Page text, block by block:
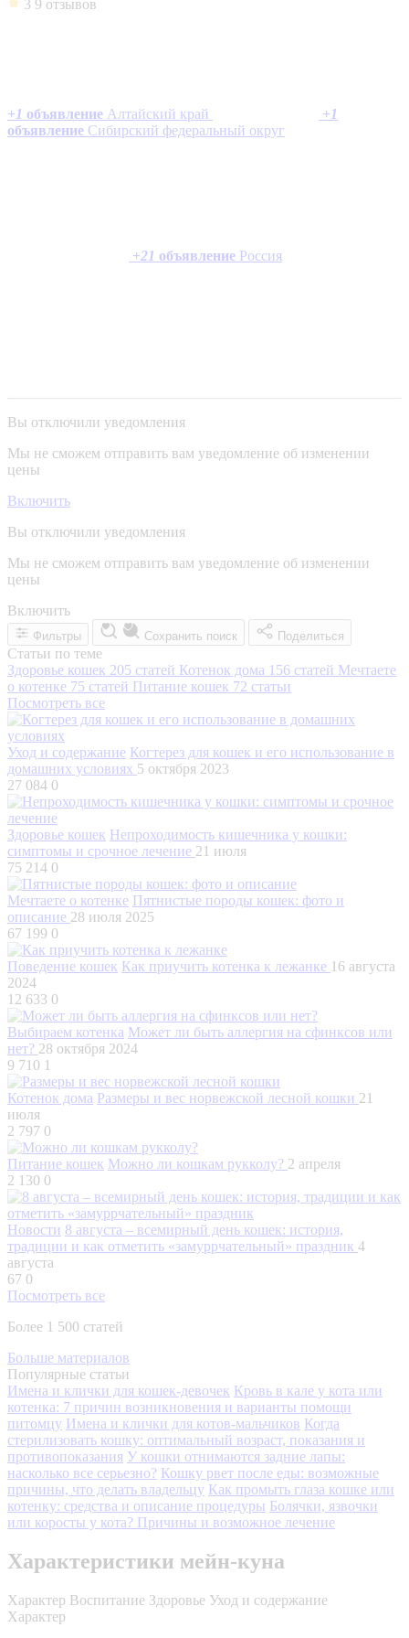
3 9 отзывов
+1 объявление Алтайский край +1
объявление Сибирский федеральный округ
+21 объявление Россия
Вы отключили уведомления
Мы не сможем отправить вам уведомление об изменении
цены
Включить
Вы отключили уведомления
Мы не сможем отправить вам уведомление об изменении
цены
Включить
Фильтры Сохранить поиск Поделиться
Статьи по теме
Здоровье кошек 205 статей Котенок дома 156 статей Мечтаете
о котенке 75 статей Питание кошек 72 статьи
Посмотреть все
Уход и содержание Когтерез для кошек и его использование в
домашних условиях 5 октября 2023
27 084 0
Здоровье кошек Непроходимость кишечника у кошки:
симптомы и срочное лечение 21 июля
75 214 0
Мечтаете о котенке Пятнистые породы кошек: фото и
описание 28 июля 2025
67 199 0
Поведение кошек Как приучить котенка к лежанке 16 августа
2024
12 633 0
Выбираем котенка Может ли быть аллергия на сфинксов или
нет? 28 октября 2024
9 710 1
Котенок дома Размеры и вес норвежской лесной кошки 21
июля
2 797 0
Питание кошек Можно ли кошкам рукколу? 2 апреля
2 130 0
Новости 8 августа – всемирный день кошек: история,
традиции и как отметить «замуррчательный» праздник 4
августа
67 0
Посмотреть все
Более 1 500 статей
Больше материалов
Популярные статьи
Имена и клички для кошек-девочек Кровь в кале у кота или
котенка: 7 причин возникновения и варианты помощи
питомцу Имена и клички для котов-мальчиков Когда
стерилизовать кошку: оптимальный возраст, показания и
противопоказания У кошки отнимаются задние лапы:
насколько все серьезно? Кошку рвет после еды: возможные
причины, что делать владельцу Как промыть глаза кошке или
котенку: средства и описание процедуры Болячки, язвочки
или коросты у кота? Причины и возможное лечение
Характеристики мейн-куна
Характер Воспитание Здоровье Уход и содержание
Характер